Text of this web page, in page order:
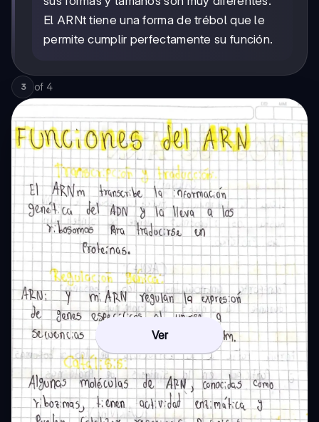
El ARNt tiene una forma de trébol que le
permite cumplir perfectamente su función.
3 of 4
Ver